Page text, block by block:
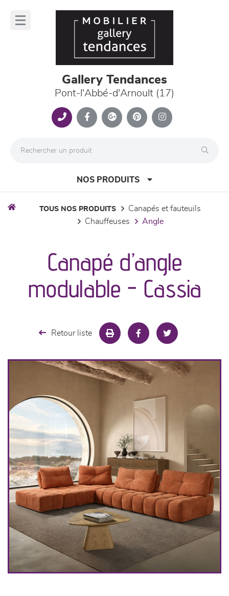
Gallery Tendances
Pont-l'Abbé-d'Arnoult (17)
NOS PRODUITS
meubles de complément
TOUS NOS PRODUITS
canapés et fauteuils
chauffeuses
angle
Canapé d’angle
modulable - Cassia
Retour liste